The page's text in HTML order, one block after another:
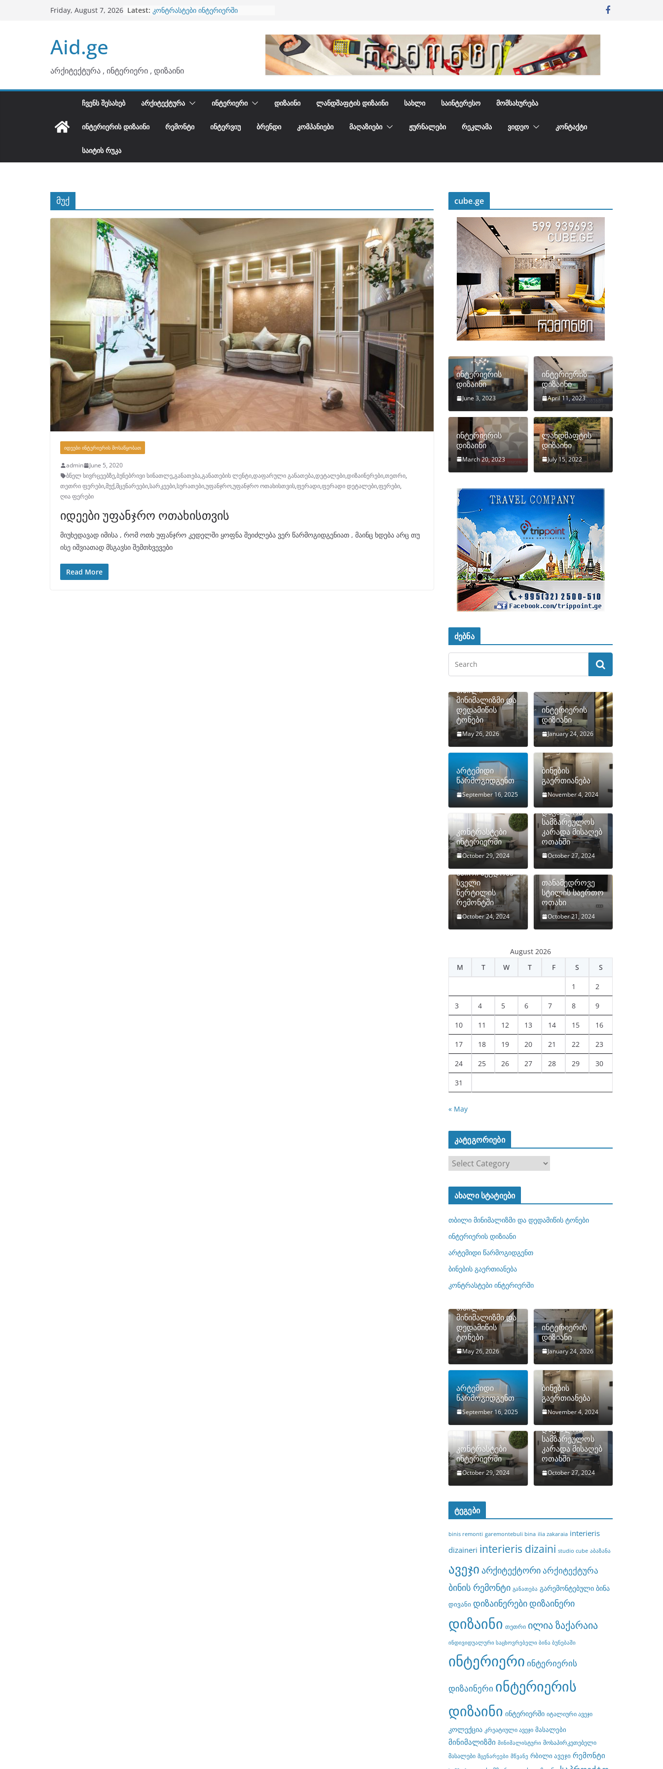
Friday, August 7, 2026 Latest: კონტრასტები ინტერიერში
Aid.ge
არქიტექტურა , ინტერიერი , დიზაინი
ᲩᲕᲔᲜᲡ ᲨᲔᲡᲐᲮᲔᲑ ᲐᲠᲥᲘᲢᲔᲥᲢᲣᲠᲐ ᲘᲜᲢᲔᲠᲘᲔᲠᲘ ᲓᲘᲖᲐᲘᲜᲘ ᲚᲐᲜᲓᲨᲐᲤᲢᲘᲡ ᲓᲘᲖᲐᲘᲜᲘ ᲡᲐᲮᲚᲘ ᲡᲐᲘᲜᲢᲔᲠᲔᲡᲝ ᲛᲝᲛᲡᲐᲮᲣᲠᲔᲑᲐ
ᲘᲜᲢᲔᲠᲘᲔᲠᲘᲡ ᲓᲘᲖᲐᲘᲜᲘ ᲠᲔᲛᲝᲜᲢᲘ ᲘᲜᲢᲔᲠᲕᲘᲣ ᲑᲠᲔᲜᲓᲘ ᲙᲝᲛᲞᲐᲜᲘᲔᲑᲘ ᲛᲐᲦᲐᲖᲘᲔᲑᲘ ᲟᲣᲠᲜᲐᲚᲔᲑᲘ ᲠᲔᲙᲚᲐᲛᲐ ᲕᲘᲓᲔᲝ ᲙᲝᲜᲢᲐᲥᲢᲘ
ᲡᲐᲘᲢᲘᲡ ᲠᲣᲙᲐ
მუქ
ᲘᲓᲔᲔᲑᲘ ᲘᲜᲢᲔᲠᲘᲔᲠᲘᲡ ᲛᲝᲡᲐᲬᲧᲝᲑᲐᲗ
admin
June 5, 2020
ბნელ სივრცეებზე,ბუნებრივი სინათლე,განათება,განათების ლენტი,დაფარული განათება,დეტალები,დიზაინერები,თეთრი,
თეთრი ფერები,მუქ,მცენარეები,სარკეები,სურათები,უფანჯრო,უფანჯრო ოთახისთვის,ფერადი,ფერადი დეტალები,ფერები,
ღია ფერები
იდეები უფანჯრო ოთახისთვის
მიუხედავად იმისა , რომ ოთხ უფანჯრო კედელში ყოფნა შეიძლება ვერ წარმოგიდგენიათ , მაინც ხდება არც თუ
ისე იშვიათად მსგავსი შემთხვევები
Read More
cube.ge
ინტერიერის
დიზაინი
June 3, 2023
ინტერიერის
დიზაინი
April 11, 2023
ინტერიერის
დიზაინი
March 20, 2023
ლანდშაფტის
დიზაინი
July 15, 2022
ძებნა
თბილი
მინიმალიზმი და
დედამიწის
ტონები
May 26, 2026
ინტერიერის
დიზიანი
January 24, 2026
არტემიდი
წარმოგიდგენთ
September 16, 2025
ბინების
გაერთიანება
November 4, 2024
კონტრასტები
ინტერიერში
October 29, 2024
როგორ
დავმალოთ
სამზარეულოს
კარადა მისაღებ
ოთახში
October 27, 2024
ხშირი შეცდომა
სველი
წერტილის
რემონტში
October 24, 2024
თანამედროვე
სტილის საერთო
ოთახი
October 21, 2024
August 2026
M
T W T F S S
1 2
3 4 5 6 7 8 9
10 11 12 13 14 15 16
17 18 19 20 21 22 23
24 25 26 27 28 29 30
31
« May
კატეგორიები
ტ
ო
რ
ბ
ი
ახალი სტატიები
თბილი მინიმალიზმი და დედამიწის ტონები
ინტერიერის დიზიანი
არტემიდი წარმოგიდგენთ
ბინების გაერთიანება
კონტრასტები ინტერიერში
თბილი
მინიმალიზმი და
დედამიწის
ტონები
May 26, 2026
ინტერიერის
დიზიანი
January 24, 2026
არტემიდი
წარმოგიდგენთ
September 16, 2025
ბინების
გაერთიანება
November 4, 2024
კონტრასტები
ინტერიერში
October 29, 2024
როგორ
დავმალოთ
სამზარეულოს
კარადა მისაღებ
ოთახში
October 27, 2024
ტეგები
binis remonti garemontebuli bina ilia zakaraia interieris
dizaineri interieris dizaini studio cube აბაზანა
ავეჯი არქიტექტორიარქიტექტურა
ბინის რემონტი განათება გარემონტებული ბინა
დივანი დიზაინერებიდიზაინერი
დიზაინი თეთრი ილია ზაქარაია
ინდივიდუალური საცხოვრებელი ბინა ბუნებაში
ინტერიერი ინტერიერის
დიზაინერი ინტერიერის
დიზაინი ინტერიერში იტალიური ავეჯი
კოლექცია კრეატიული ავეჯი მასალები
მინიმალიზმი მინიმალისტური მოსაპირკეთებელი
მასალები მცენარეები მწვანე რბილი ავეჯი რემონტი